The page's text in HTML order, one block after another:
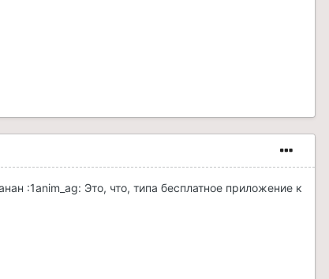
:1anim_ag: Это, что, типа бесплатное приложение к